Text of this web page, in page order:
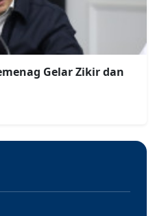
Gelar Zikir dan